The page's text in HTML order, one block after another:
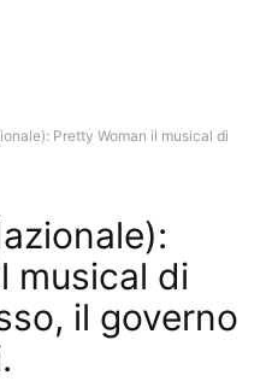
Pretty Woman il musical di
musical di
il governo